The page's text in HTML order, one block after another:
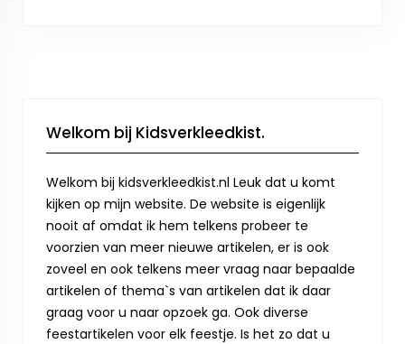
Welkom bij Kidsverkleedkist.
Welkom bij kidsverkleedkist.nl Leuk dat u komt
kijken op mijn website. De website is eigenlijk
nooit af omdat ik hem telkens probeer te
voorzien van meer nieuwe artikelen, er is ook
zoveel en ook telkens meer vraag naar bepaalde
artikelen of thema`s van artikelen dat ik daar
graag voor u naar opzoek ga. Ook diverse
feestartikelen voor elk feestje. Is het zo dat u